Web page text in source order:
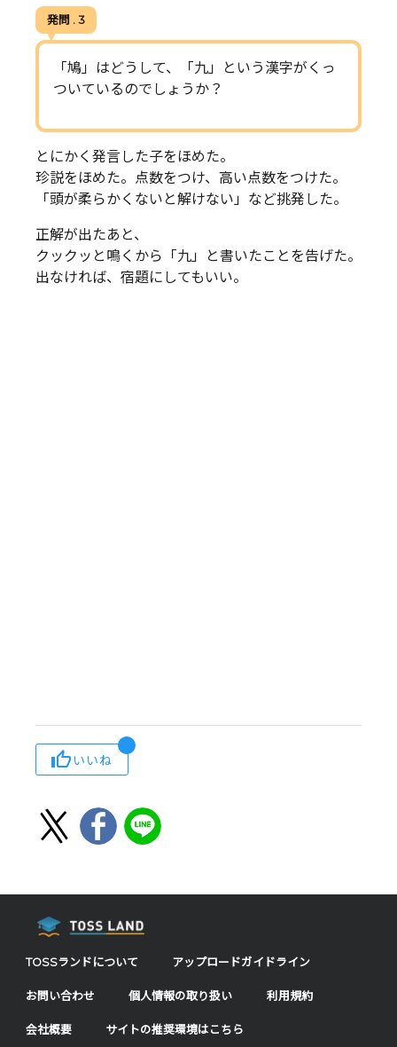
発問 . 3
「鳩」はどうして、「九」という漢字がくっ
ついているのでしょうか？
とにかく発言した子をほめた。
珍説をほめた。点数をつけ、高い点数をつけた。
「頭が柔らかくないと解けない」など挑発した。
正解が出たあと、
クックッと鳴くから「九」と書いたことを告げた。
出なければ、宿題にしてもいい。
いいね
TOSSランドについて アップロードガイドライン
お問い合わせ 個人情報の取り扱い 利用規約
会社概要 サイトの推奨環境はこちら